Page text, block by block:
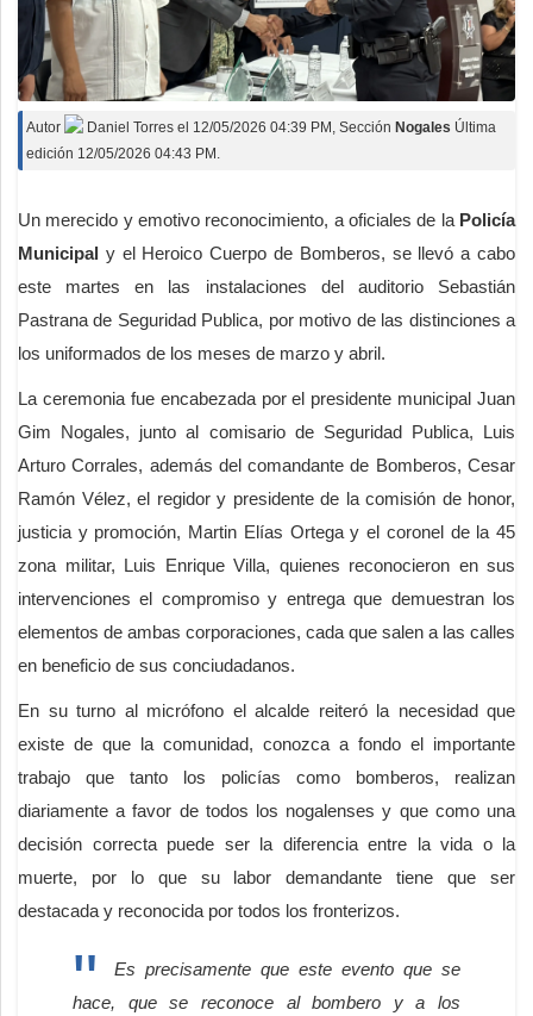
Autor Daniel Torres el 12/05/2026 04:39 PM , Sección Nogales Última
edición 12/05/2026 04:43 PM.
Un merecido y emotivo reconocimiento, a oficiales de la Policía
Municipal y el Heroico Cuerpo de Bomberos, se llevó a cabo
este martes en las instalaciones del auditorio Sebastián
Pastrana de Seguridad Publica, por motivo de las distinciones a
los uniformados de los meses de marzo y abril.
La ceremonia fue encabezada por el presidente municipal Juan
Gim Nogales, junto al comisario de Seguridad Publica, Luis
Arturo Corrales, además del comandante de Bomberos, Cesar
Ramón Vélez, el regidor y presidente de la comisión de honor,
justicia y promoción, Martin Elías Ortega y el coronel de la 45
zona militar, Luis Enrique Villa, quienes reconocieron en sus
intervenciones el compromiso y entrega que demuestran los
elementos de ambas corporaciones, cada que salen a las calles
en beneficio de sus conciudadanos.
En su turno al micrófono el alcalde reiteró la necesidad que
existe de que la comunidad, conozca a fondo el importante
trabajo que tanto los policías como bomberos, realizan
diariamente a favor de todos los nogalenses y que como una
decisión correcta puede ser la diferencia entre la vida o la
muerte, por lo que su labor demandante tiene que ser
destacada y reconocida por todos los fronterizos.
Es precisamente que este evento que se
hace, que se reconoce al bombero y a los